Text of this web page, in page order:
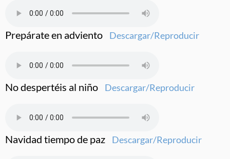
Prepárate en adviento Descargar/Reproducir
No despertéis al niño Descargar/Reproducir
Navidad tiempo de paz Descargar/Reproducir